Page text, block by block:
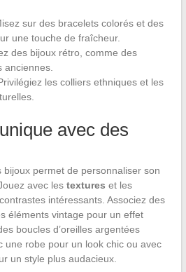
sur des bracelets colorés et des
une touche de fraîcheur.
des bijoux rétro, comme des
anciennes.
les colliers ethniques et les
avec des
bijoux permet de personnaliser son
avec les textures et les
intéressants. Associez des
éléments vintage pour un effet
boucles d’oreilles argentées
une robe pour un look chic ou avec
un style plus audacieux.